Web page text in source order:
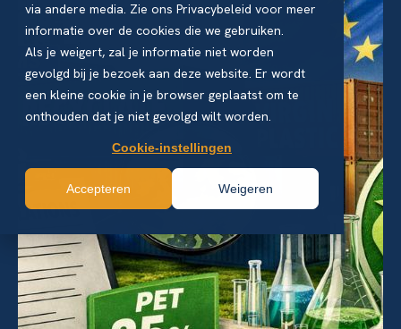
via andere media. Zie ons Privacybeleid voor meer
informatie over de cookies die we gebruiken.
Als je weigert, zal je informatie niet worden
gevolgd bij je bezoek aan deze website. Er wordt
een kleine cookie in je browser geplaatst om te
onthouden dat je niet gevolgd wilt worden.
Cookie-instellingen
Accepteren Weigeren